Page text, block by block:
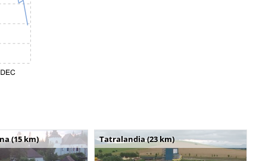
(15 km) Tatralandia (23 km)